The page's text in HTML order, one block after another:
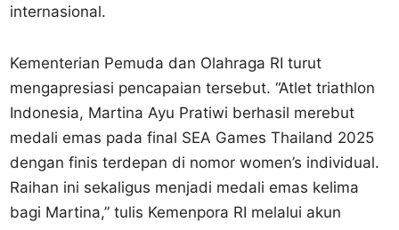
internasional.
Kementerian Pemuda dan Olahraga RI turut
mengapresiasi pencapaian tersebut. “Atlet triathlon
Indonesia, Martina Ayu Pratiwi berhasil merebut
medali emas pada final SEA Games Thailand 2025
dengan finis terdepan di nomor women’s individual.
Raihan ini sekaligus menjadi medali emas kelima
bagi Martina,” tulis Kemenpora RI melalui akun